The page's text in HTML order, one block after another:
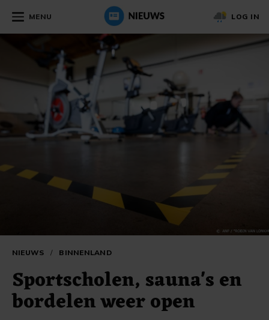
MENU LOG IN
NIEUWS / BINNENLAND
Sportscholen, sauna's en
bordelen weer open